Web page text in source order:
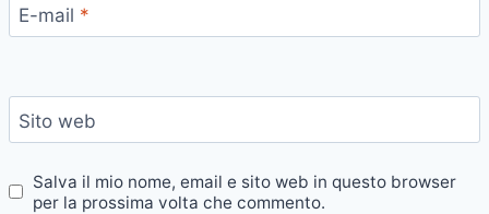
E-mail *
Sito web
Salva il mio nome, email e sito web in questo browser
per la prossima volta che commento.